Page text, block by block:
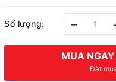
Số lượng: –
MUA
Đặt